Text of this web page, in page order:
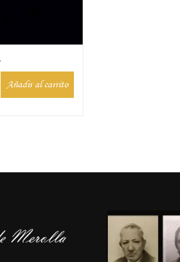
Añadir al carrito